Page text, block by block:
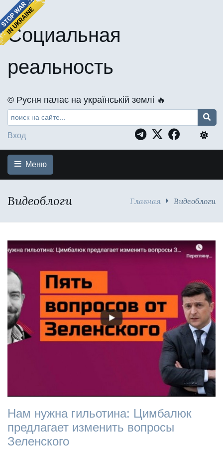
Социальная
реальность
©️ Русня палає на українській землі 🔥
Вход
Меню
Видеоблоги Главная Видеоблоги
Нам нужна гильотина: Цимбалюк
предлагает изменить вопросы
Зеленского